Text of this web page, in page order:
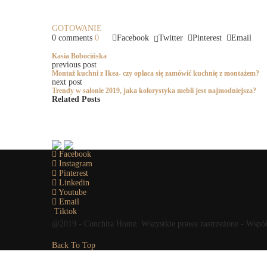
GOTOWANIE
0 comments 0 Facebook Twitter Pinterest Email
Kasia Bobocińska
previous post
Montaż kuchni z Ikea- czy opłaca się zamówić kuchnię z montażem?
next post
Trendy w salonie 2019, jaka kolorystyka mebli jest najmodniejsza?
Related Posts
Facebook
Instagram
Pinterest
Linkedin
Youtube
Email
Tiktok
@2019 - Conchita Home. Wszystkie prawa zastrzeżone -
Back To Top